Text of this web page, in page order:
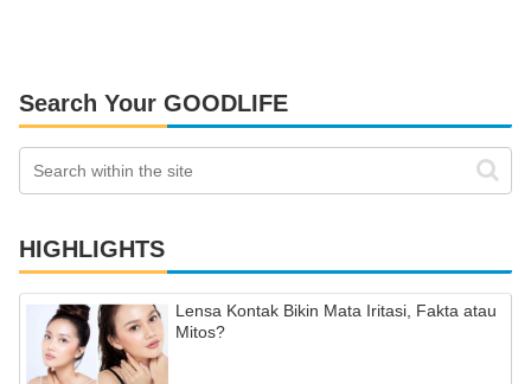
Search Your GOODLIFE
HIGHLIGHTS
Lensa Kontak Bikin Mata Iritasi, Fakta atau
Mitos?